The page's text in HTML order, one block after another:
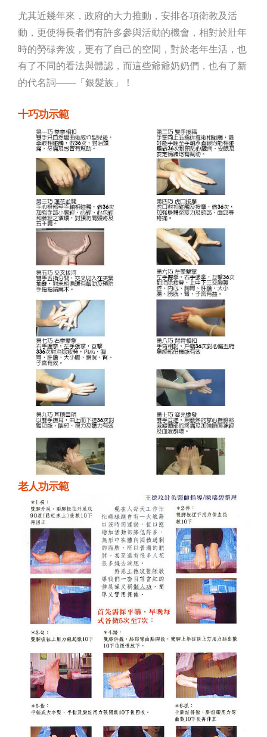
尤其近幾年來，政府的大力推動，安排各項衛教及活
動，更使得長者們有許多參與活動的機會，相對於壯年
時的勞碌奔波，更有了自己的空間，對於老年生活，也
有了不同的看法與體認，而這些爺爺奶奶們，也有了新
的代名詞───「銀髮族」！
十巧功示範
老人功示範